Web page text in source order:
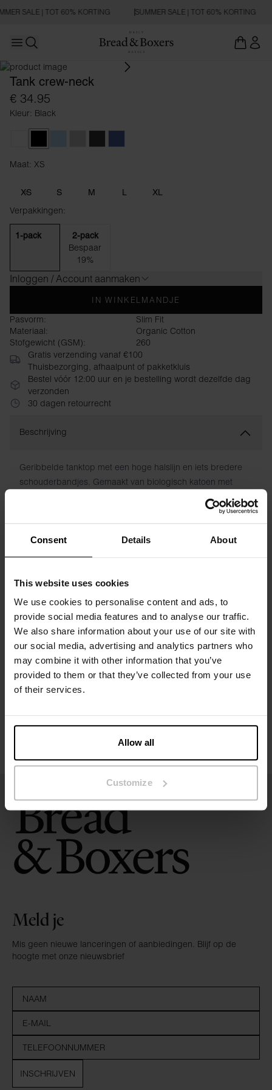
Consent Details About
This website uses cookies
We use cookies to personalise content and ads, to
provide social media features and to analyse our traffic.
We also share information about your use of our site with
our social media, advertising and analytics partners who
may combine it with other information that you’ve
provided to them or that they’ve collected from your use
of their services.
Allow all
Customize
SALE | TOT 60% KORTING SUMMER SALE | TOT 60% KORTING
Open main menu
SLIM FIT
Tank crew-neck
€ 34.95
Kleur: Black
Maat: XS
XS S M L XL
Verpakkingen:
1-pack 2-pack
Bespaar
19%
Inloggen / Account aanmaken
IN WINKELMANDJE
Pasvorm:
Slim Fit
Materiaal:
Organic Cotton
Stofgewicht (GSM):
260
Gratis verzending vanaf €100
Thuisbezorging, afhaalpunt of pakketkluis
Bestel vóór 12:00 uur en je bestelling wordt dezelfde dag
verzonden
30 dagen retourrecht
Beschrijving
Geribbelde tanktop met een hoge halslijn en iets bredere
schouderbandjes. Gemaakt van biologisch katoen met
extra stretch voor een nauwsluitende pasvorm de hele dag
door. Perfect voor rokken en jeans, maar ook als eerste
laag onder een jasje.
Materiaal: 95% biologisch katoen, 5% elastaan
Het model op de foto is 173 cm lang en draagt ​​maat S.
Specificatie
Maatgids
Meld je
Mis geen nieuwe lanceringen of aanbiedingen. Blijf op de
hoogte met onze nieuwsbrief
INSCHRIJVEN